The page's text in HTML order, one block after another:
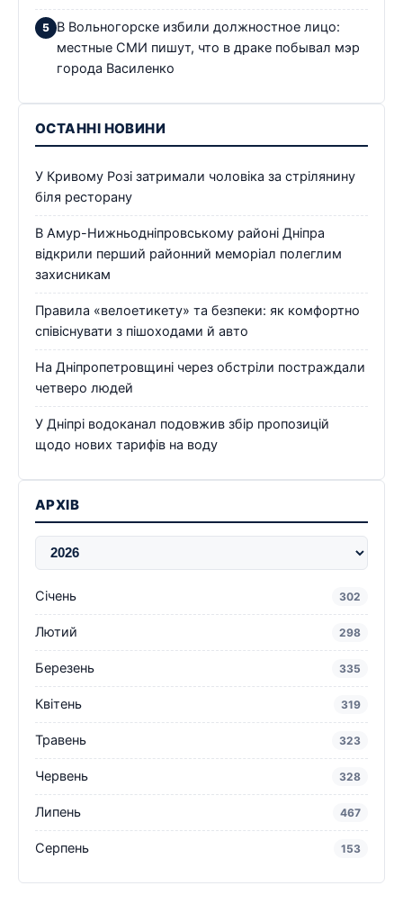
В Вольногорске избили должностное лицо:
местные СМИ пишут, что в драке побывал мэр
города Василенко
ОСТАННІ НОВИНИ
У Кривому Розі затримали чоловіка за стрілянину
біля ресторану
В Амур-Нижньодніпровському районі Дніпра
відкрили перший районний меморіал полеглим
захисникам
Правила «велоетикету» та безпеки: як комфортно
співіснувати з пішоходами й авто
На Дніпропетровщині через обстріли постраждали
четверо людей
У Дніпрі водоканал подовжив збір пропозицій
щодо нових тарифів на воду
АРХІВ
Січень 302
Лютий 298
Березень 335
Квітень 319
Травень 323
Червень 328
Липень 467
Серпень 153